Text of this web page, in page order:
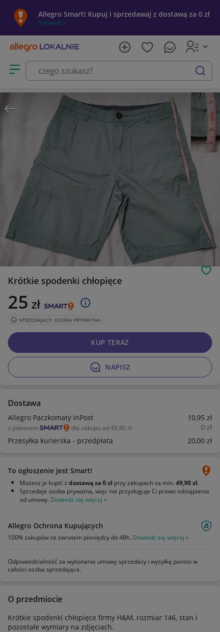
Allegro Smart! Kupuj i sprzedawaj z dostawą za 0 zł
Sprawdź »
Otwórz menu z kategoriami
szukaj
Krótkie spodenki chłopięce
25 zł
SPRZEDAJĄCY: OSOBA PRYWATNA
NAPISZ
KUP TERAZ
Dostawa
Allegro Paczkomaty InPost 10,95 zł
z pakietem dla zakupu od 49,90 zł 0 zł
Przesyłka kurierska - przedpłata
20,00 zł
To ogłoszenie jest Smart!
Możesz je kupić z dostawą za 0 zł przy zakupach za min. 49,90 zł.
Sprzedaje osoba prywatna, więc nie przysługuje Ci prawo odstąpienia
od umowy. Dowiedz się więcej »
Allegro Ochrona Kupujących
100% zakupów ze zwrotem pieniędzy do 48h. Dowiedz się więcej »
Odpowiedzialność za wykonanie umowy sprzedaży i wysyłkę ponosi w
całości osoba sprzedająca.
O przedmiocie
Krótkie spodenki chłopięce firmy H&M, rozmiar 146, stan i
pozostałe wymiary na zdjęciach.